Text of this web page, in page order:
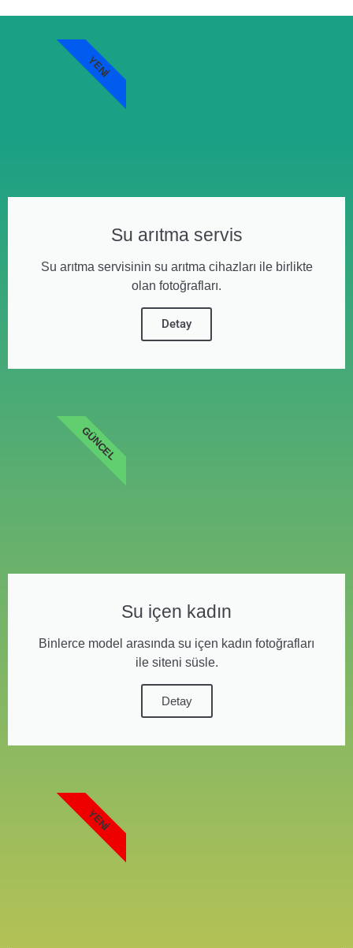
Su arıtma servis
Su arıtma servisinin su arıtma cihazları ile birlikte
olan fotoğrafları.
Detay
YENI
Su içen kadın
Binlerce model arasında su içen kadın fotoğrafları
ile siteni süsle.
Detay
GÜNCEL
YENI